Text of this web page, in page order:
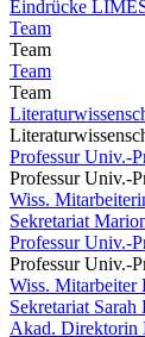
Eindrücke
Team
Team
Team
Team
Professur Univ.-
Professur Univ.-
Wiss.
Sekretariat
Professur Univ.-
Professur Univ.-
Wiss. Mitarbeiter
Sekretariat Sarah
Akad. Direktorin